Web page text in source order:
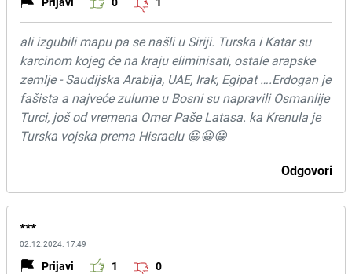
ali izgubili mapu pa se našli u Siriji. Turska i Katar su
karcinom kojeg će na kraju eliminisati, ostale arapske
zemlje - Saudijska Arabija, UAE, Irak, Egipat ….Erdogan je
fašista a najveće zulume u Bosni su napravili Osmanlije
Turci, još od vremena Omer Paše Latasa. ka Krenula je
Turska vojska prema Hisraelu 😀😀😀
Odgovori
***
02.12.2024. 17:49
Prijavi 1 0